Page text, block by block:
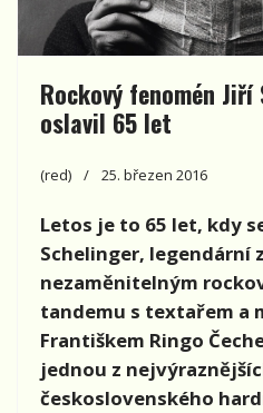
Rockový fenomén
oslavil 65 let
(red) 25. březen 2016
Letos je to 65 let, kdy
Schelinger, legendární
nezaměnitelným
tandemu s textařem a
Františkem Ringo
jednou z
československého